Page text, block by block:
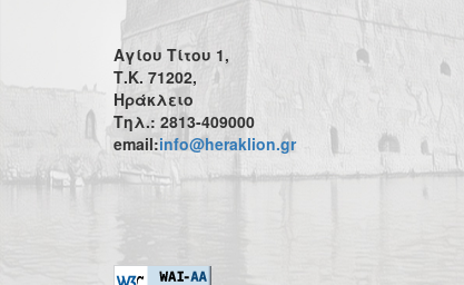
Αγίου Τίτου 1,
Τ.Κ. 71202,
Ηράκλειο
Τηλ.: 2813-409000
email:info@heraklion.gr